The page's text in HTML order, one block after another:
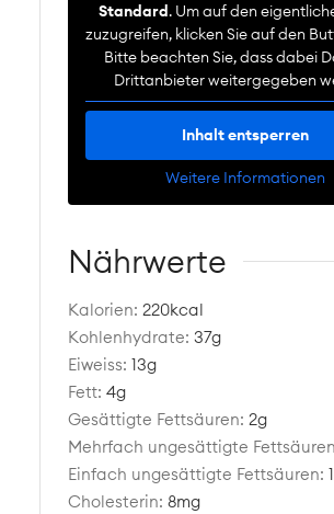
Standard . Um auf den
zuzugreifen, klicken Sie auf den
Bitte beachten Sie, dass dabei
Drittanbieter weitergegeben
Inhalt entsperren
Weitere Informationen
Nährwerte
Kalorien:220kcal
Kohlenhydrate:37g
Eiweiss:13g
Fett:4g
Gesättigte Fettsäuren:2g
Mehrfach ungesättigte
Einfach ungesättigte Fettsäuren:1
Cholesterin:8mg